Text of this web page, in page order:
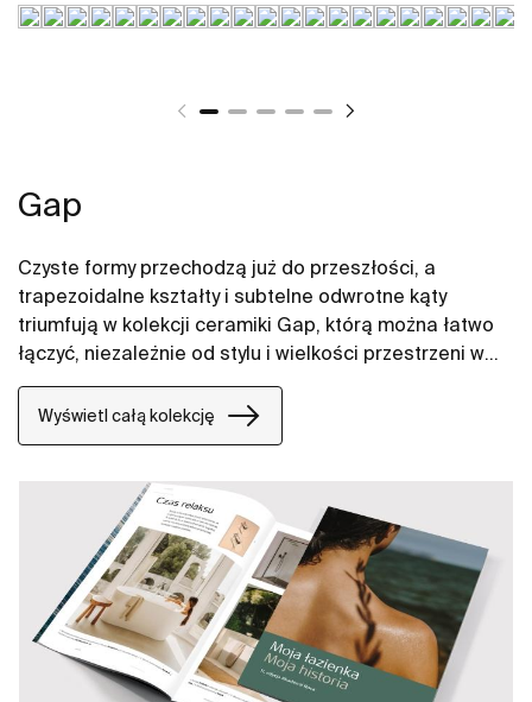
Gap
Czyste formy przechodzą już do przeszłości, a
trapezoidalne kształty i subtelne odwrotne kąty
triumfują w kolekcji ceramiki Gap, którą można łatwo
łączyć, niezależnie od stylu i wielkości przestrzeni w
łazience. W naszych propozycjach znajdują się między
innymi umywalki Gap, miski WC Gap, deski WC i bidety
Gap.
Wyświetl całą kolekcję